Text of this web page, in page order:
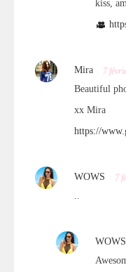
kiss,
Mira 7
Beautiful
xx Mira
https://
WOWS 7
..
WOWS